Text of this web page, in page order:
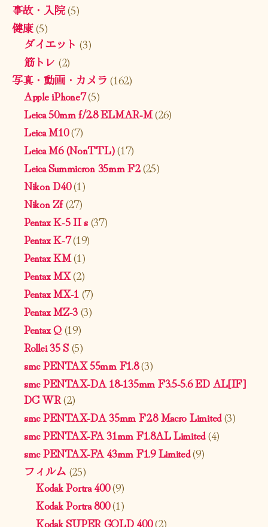
事故・入院(5)
健康(5)
ダイエット (3)
筋トレ (2)
写真・動画・カメラ (162)
Apple iPhone7(5)
Leica 50mm f/2.8 ELMAR-M(26)
Leica M10(7)
Leica M6 (NonTTL)(17)
Leica Summicron 35mm F2(25)
Nikon D40(1)
Nikon Zf(27)
Pentax K-5 II s(37)
Pentax K-7(19)
Pentax KM(1)
Pentax MX(2)
Pentax MX-1 (7)
Pentax MZ-3(3)
Pentax Q(19)
Rollei 35 S(5)
smc PENTAX 55mm F1.8(3)
smc PENTAX-DA 18-135mm F3.5-5.6 ED AL[IF]
DC WR(2)
smc PENTAX-DA 35mm F2.8 Macro Limited(3)
smc PENTAX-FA 31mm F1.8AL Limited(4)
smc PENTAX-FA 43mm F1.9 Limited(9)
フィルム (25)
Kodak Portra 400(9)
Kodak Portra 800(1)
Kodak SUPER GOLD 400(2)